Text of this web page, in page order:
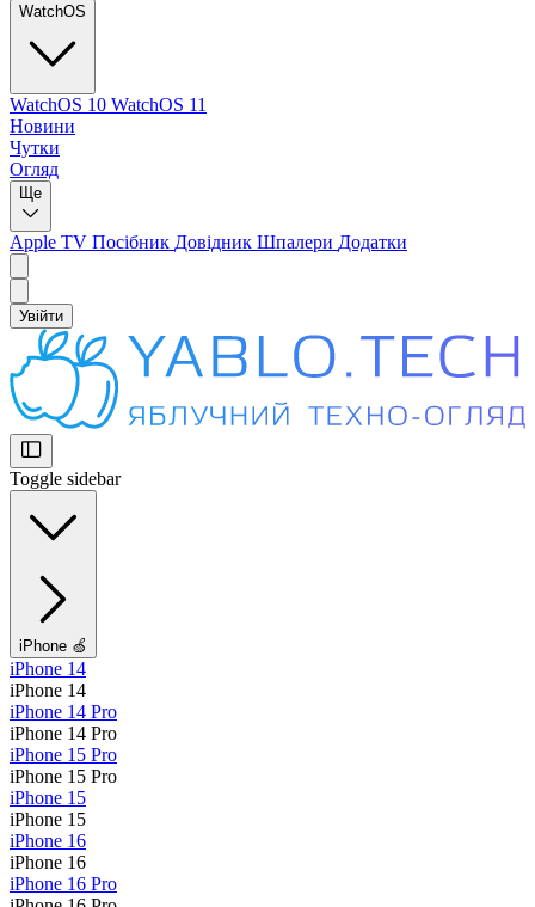
WatchOS
WatchOS 10 WatchOS 11
Новини
Чутки
Огляд
Ще
Apple TV Посібник Довідник Шпалери Додатки
Увійти
Toggle sidebar
iPhone 🍏
iPhone 14
iPhone 14
iPhone 14 Pro
iPhone 14 Pro
iPhone 15 Pro
iPhone 15 Pro
iPhone 15
iPhone 15
iPhone 16
iPhone 16
iPhone 16 Pro